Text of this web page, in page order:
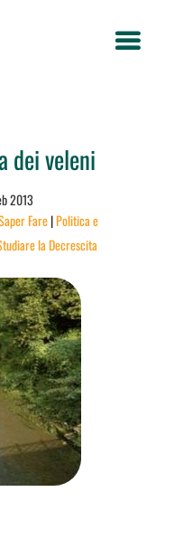
dei veleni
2013
Fare|Politica e
la Decrescita